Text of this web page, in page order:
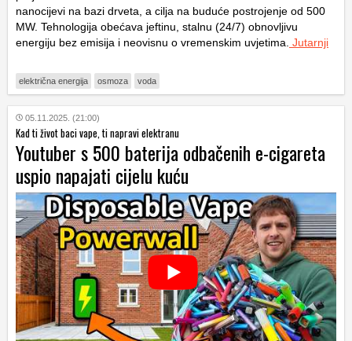
nanocijevi na bazi drveta, a cilja na buduće postrojenje od 500
MW. Tehnologija obećava jeftinu, stalnu (24/7) obnovljivu
energiju bez emisija i neovisnu o vremenskim uvjetima. Jutarnji
električna energija osmoza voda
05.11.2025. (21:00)
Kad ti život baci vape, ti napravi elektranu
Youtuber s 500 baterija odbačenih e-cigareta
uspio napajati cijelu kuću